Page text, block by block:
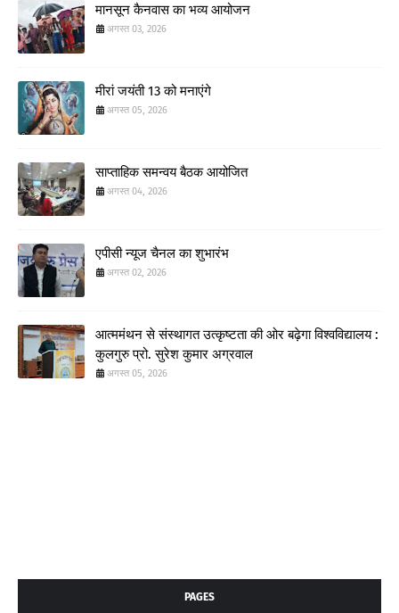
मानसून कैनवास का भव्य आयोजन
अगस्त 03, 2026
मीरां जयंती 13 को मनाएंगे
अगस्त 05, 2026
साप्ताहिक समन्वय बैठक आयोजित
अगस्त 04, 2026
एपीसी न्यूज चैनल का शुभारंभ
अगस्त 02, 2026
आत्ममंथन से संस्थागत उत्कृष्टता की ओर बढ़ेगा विश्वविद्यालय :
कुलगुरु प्रो. सुरेश कुमार अग्रवाल
अगस्त 05, 2026
PAGES